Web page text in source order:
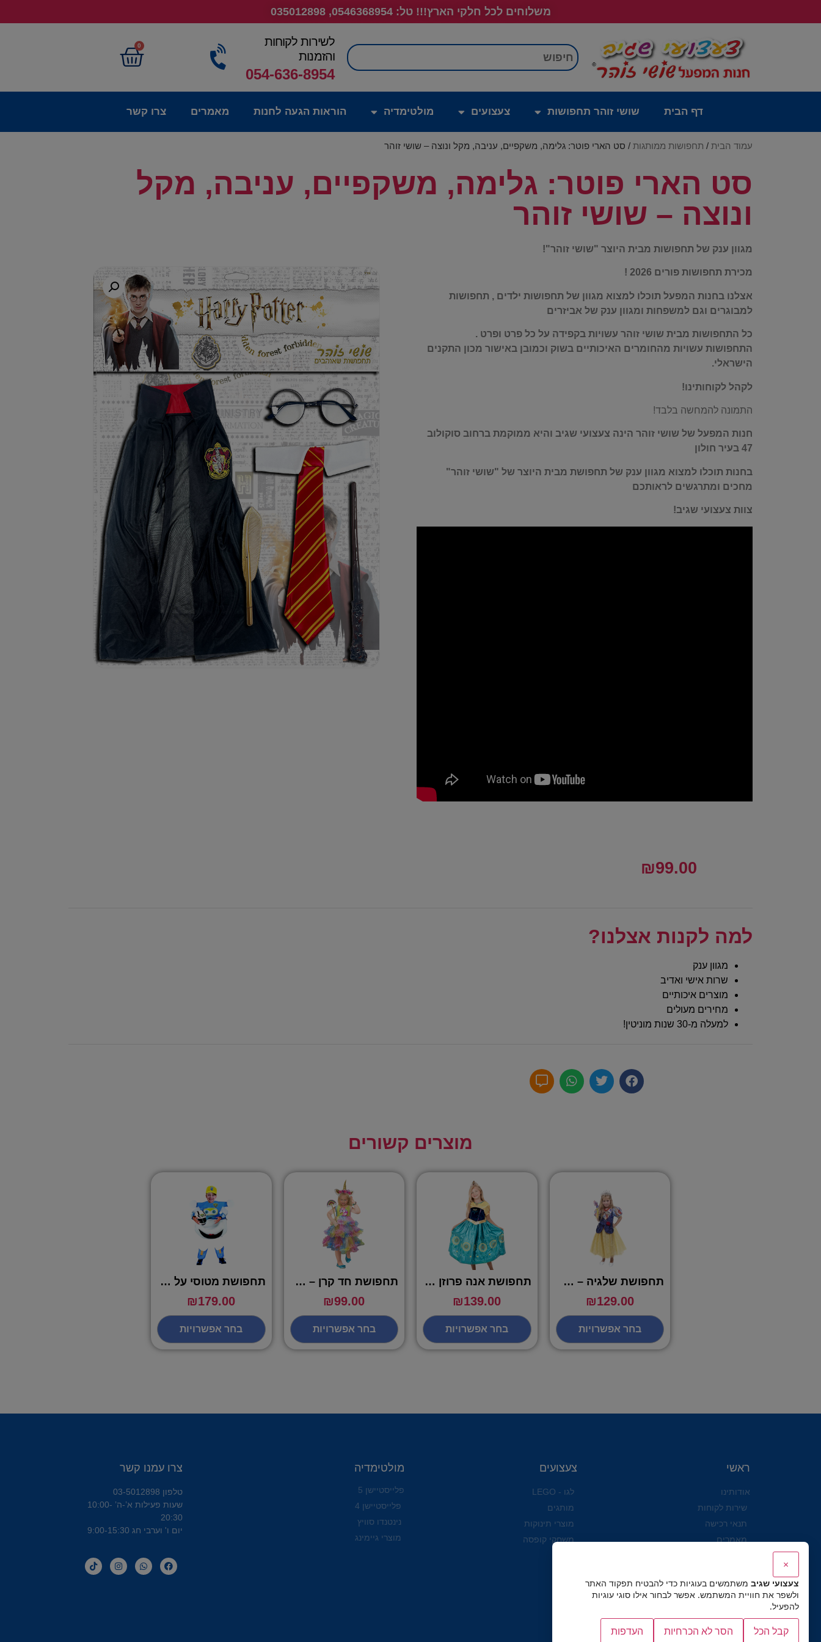
משלוחים לכל חלקי הארץ!!! טל: 0546368954, 035012898
חיפוש
לשירות לקוחות
והזמנות
054-636-8954
0
דף הבית שושי זוהר תחפושות צעצועים מולטימדיה הוראות הגעה לחנות מאמרים צרו קשר
עמוד הבית / תחפושות ממותגות / סט הארי פוטר: גלימה, משקפיים, עניבה, מקל ונוצה – שושי זוהר
סט הארי פוטר: גלימה, משקפיים, עניבה, מקל
ונוצה – שושי זוהר
מגוון ענק של תחפושות מבית היוצר "שושי זוהר"!
מכירת תחפושות פורים 2026 !
אצלנו בחנות המפעל תוכלו למצוא מגוון של תחפושות ילדים , תחפושות
למבוגרים וגם למשפחות ומגוון ענק של אביזרים
כל התחפושות מבית שושי זוהר עשויות בקפידה על כל פרט ופרט .
התחפושות עשויות מהחומרים האיכותיים בשוק וכמובן באישור מכון התקנים
הישראלי.
לקהל לקוחותינו!
התמונה להמחשה בלבד!
חנות המפעל של שושי זוהר הינה צעצועי שגיב והיא ממוקמת ברחוב סוקולוב
47 בעיר חולון
בחנות תוכלו למצוא מגוון ענק של תחפושת מבית היוצר של "שושי זוהר"
מחכים ומתרגשים לראותכם
צוות צעצועי שגיב!
₪99.00
למה לקנות אצלנו?
מגוון ענק
שרות אישי ואדיב
מוצרים איכותיים
מחירים מעולים
למעלה מ-30 שנות מוניטין!
מוצרים קשורים
תחפושת שלגיה – שושי זוהר
₪129.00
בחר אפשרויות
תחפושת אנה פרוזן – שושי זוהר
₪139.00
בחר אפשרויות
תחפושת חד קרן – שושי זוהר
₪99.00
בחר אפשרויות
תחפושת מטוסי על כחול ג'רום – שושי זוהר
₪179.00
בחר אפשרויות
ראשי
אודותינו
שירות לקוחות
תנאי רכישה
מאמרים
מדיניות פרטיות
צעצועים
לגו - LEGO
מותגים
מוצרי תינוקות
משחקי קופסה
מולטימדיה
פלייסטיישן 5
פלייסטיישן 4
נינטנדו סוויץ
מוצרי גיימינג
צרו עמנו קשר
טלפון 03-5012898
שעות פעילות א’-ה’ 10:00-
20:30
יום ו' וערבי חג 9:00-15:30
×
צעצועי שגיב משתמשים בעוגיות כדי להבטיח תפקוד האתר
ולשפר את חוויית המשתמש. אפשר לבחור אילו סוגי עוגיות
להפעיל.
קבל הכל הסר לא הכרחיות העדפות